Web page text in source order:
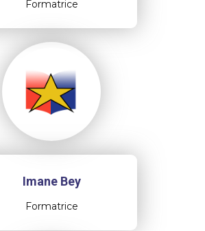
Formatrice
Imane Bey
Formatrice